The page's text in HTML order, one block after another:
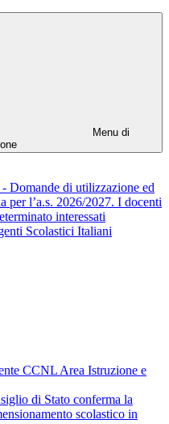
Menu di
Domande di utilizzazione ed
per l’a.s. 2026/2027. I docenti
interessati
Scolastici Italiani
CCNL Area Istruzione e
di Stato conferma la
scolastico in